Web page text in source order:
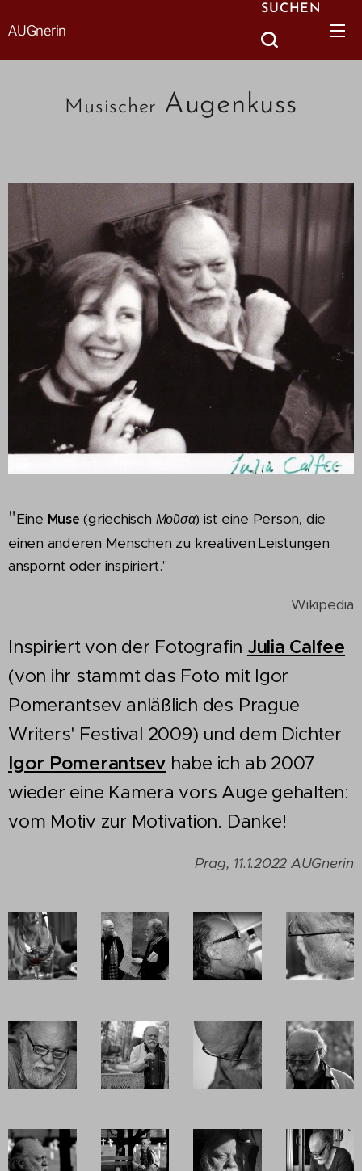
AUGnerin
SUCHEN
Musischer Augenkuss
"Eine Muse (griechisch Μοῦσα) ist eine Person, die
einen anderen Menschen zu kreativen Leistungen
anspornt oder inspiriert."
Wikipedia
Inspiriert von der Fotografin Julia Calfee
(von ihr stammt das Foto mit Igor
Pomerantsev anläßlich des Prague
Writers' Festival 2009) und dem Dichter
Igor Pomerantsev habe ich ab 2007
wieder eine Kamera vors Auge gehalten:
vom Motiv zur Motivation. Danke!
Prag, 11.1.2022 AUGnerin